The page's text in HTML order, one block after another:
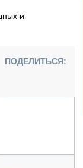
и
ПОДЕЛИТЬСЯ: